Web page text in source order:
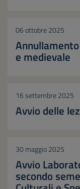
06 ottobre 2025
e medievale
16 settembre 2025
Avvio delle
30 maggio 2025
Avvio
secondo